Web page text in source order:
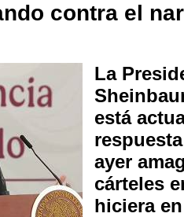
contra el
La
está
ayer
cárteles
hiciera